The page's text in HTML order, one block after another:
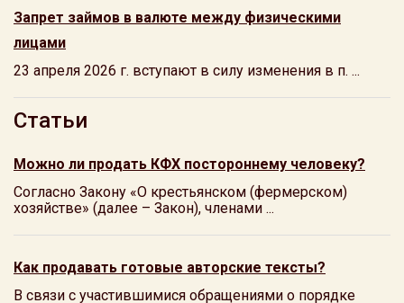
Запрет займов в валюте между физическими
лицами
23 апреля 2026 г. вступают в силу изменения в п. ...
Статьи
Можно ли продать КФХ постороннему человеку?
Согласно Закону «О крестьянском (фермерском)
хозяйстве» (далее – Закон), членами ...
Как продавать готовые авторские тексты?
В связи с участившимися обращениями о порядке